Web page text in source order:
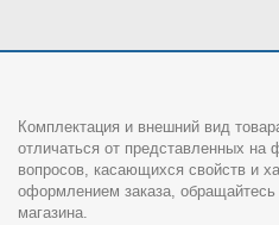
Комплектация и внешний вид
отличаться от представленных на
вопросов, касающихся свойств и
оформлением заказа,
магазина.